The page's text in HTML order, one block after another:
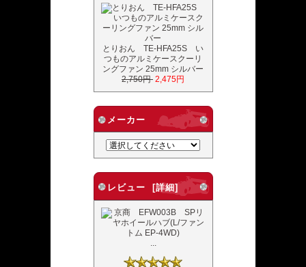
とりおん TE-HFA25S い
つものアルミケースクーリ
ングファン 25mm シルバー
2,750円 2,475円
メーカー
レビュー [詳細]